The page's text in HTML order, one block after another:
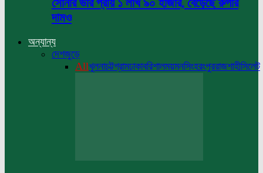
সোনার ভরি প্রায় ১ লাখ ৯০ হাজার, বেড়েছে রুপার
দামও
অন্যান্য
দেশজুড়ে
Allখুলনাচট্টগ্রামঢাকাবরিশালময়মনসিংহরংপুররাজশাহীসিলেট